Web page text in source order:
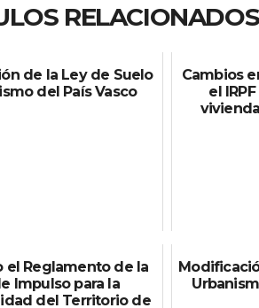
de la Ley de Suelo
del País Vasco
Cambios
el
el Reglamento de la
Impulso para la
del Territorio de